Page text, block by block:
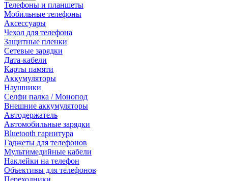
Телефоны и планшеты
Мобильные телефоны
Аксессуары
Чехол для телефона
Защитные пленки
Сетевые зарядки
Дата-кабели
Карты памяти
Аккумуляторы
Наушники
Селфи палка / Монопод
Внешние аккумуляторы
Автодержатель
Автомобильные зарядки
Bluetooth гарнитура
Гаджеты для телефонов
Мультимедийные кабели
Наклейки на телефон
Объективы для телефонов
Переходники